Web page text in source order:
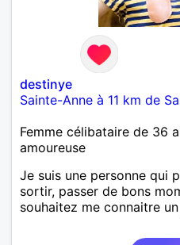
destinye
Sainte-Anne à 11 km de
Femme célibataire de 36
amoureuse
Je suis une personne qui
sortir, passer de bons
souhaitez me connaitre